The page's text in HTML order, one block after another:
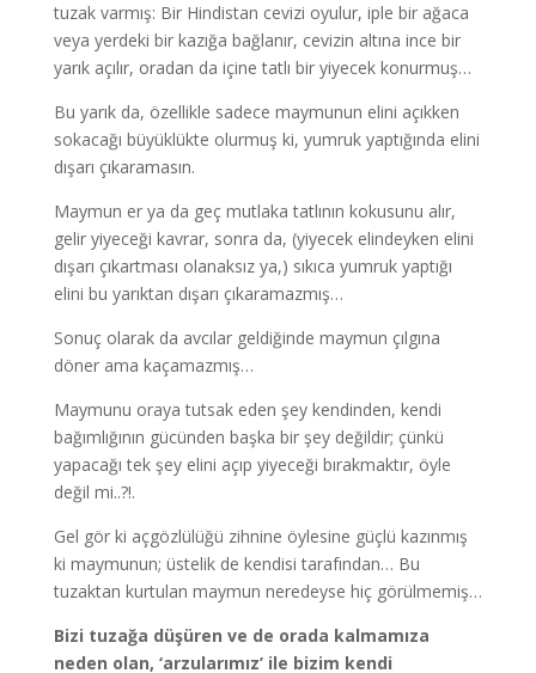
tuzak varmış: Bir Hindistan cevizi oyulur, iple bir ağaca
veya yerdeki bir kazığa bağlanır, cevizin altına ince bir
yarık açılır, oradan da içine tatlı bir yiyecek konurmuş…
Bu yarık da, özellikle sadece maymunun elini açıkken
sokacağı büyüklükte olurmuş ki, yumruk yaptığında elini
dışarı çıkaramasın.
Maymun er ya da geç mutlaka tatlının kokusunu alır,
gelir yiyeceği kavrar, sonra da, (yiyecek elindeyken elini
dışarı çıkartması olanaksız ya,) sıkıca yumruk yaptığı
elini bu yarıktan dışarı çıkaramazmış…
Sonuç olarak da avcılar geldiğinde maymun çılgına
döner ama kaçamazmış…
Maymunu oraya tutsak eden şey kendinden, kendi
bağımlığının gücünden başka bir şey değildir; çünkü
yapacağı tek şey elini açıp yiyeceği bırakmaktır, öyle
değil mi..?!.
Gel gör ki açgözlülüğü zihnine öylesine güçlü kazınmış
ki maymunun; üstelik de kendisi tarafından… Bu
tuzaktan kurtulan maymun neredeyse hiç görülmemiş…
Bizi tuzağa düşüren ve de orada kalmamıza
neden olan, ‘arzularımız’ ile bizim kendi